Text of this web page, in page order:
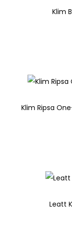
Klim
Klim Ripsa
Leatt